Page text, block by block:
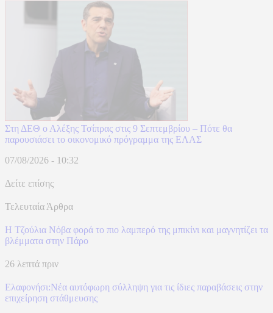
Στη ΔΕΘ ο Αλέξης Τσίπρας στις 9 Σεπτεμβρίου – Πότε θα
παρουσιάσει το οικονομικό πρόγραμμα της ΕΛΑΣ
07/08/2026 - 10:32
Δείτε επίσης
Τελευταία Άρθρα
Η Τζούλια Νόβα φορά το πιο λαμπερό της μπικίνι και μαγνητίζει τα
βλέμματα στην Πάρο
26 λεπτά πριν
Ελαφονήσι:Νέα αυτόφωρη σύλληψη για τις ίδιες παραβάσεις στην
επιχείρηση στάθμευσης